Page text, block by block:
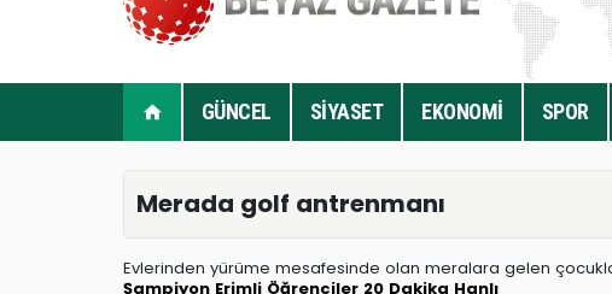
GÜNCEL SİYASET EKONOMİ SPOR
Merada golf antrenmanı
Evlerinden yürüme mesafesinde olan meralara gelen
Şampiyon Erimli Öğrenciler 20 Dakika Hanlı